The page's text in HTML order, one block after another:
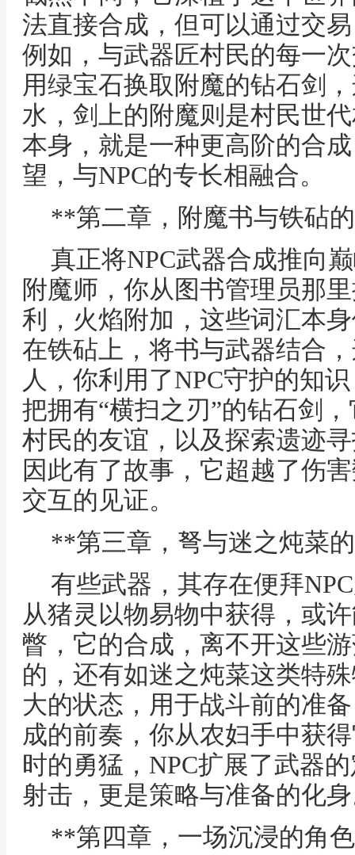
法直接合成，但可以通过交
例如，与武器匠村民的每一
用绿宝石换取附魔的钻石剑
水，剑上的附魔则是村民世
本身，就是一种更高阶的合
望，与NPC的专长相融合。
**第二章，附魔书与铁砧
真正将NPC武器合成推向
附魔师，你从图书管理员那
利，火焰附加，这些词汇本
在铁砧上，将书与武器结合
人，你利用了NPC守护的知
把拥有“横扫之刃”的钻石剑
村民的友谊，以及探索遗迹
因此有了故事，它超越了伤
交互的见证。
**第三章，弩与迷之炖菜
有些武器，其存在便拜
从猪灵以物易物中获得，或
瞥，它的合成，离不开这些
的，还有如迷之炖菜这类特
大的状态，用于战斗前的准
成的前奏，你从农妇手中获
时的勇猛，NPC扩展了武器
射击，更是策略与准备的化
**第四章，一场沉浸的角